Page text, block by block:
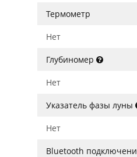
Термометр
Нет
Глубиномер
Нет
Указатель фазы луны
Нет
Bluetooth